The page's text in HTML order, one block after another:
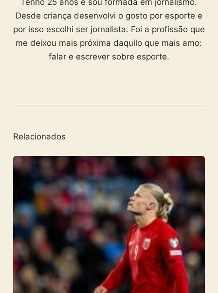
Desde criança desenvolvi o gosto por esporte e
por isso escolhi ser jornalista. Foi a profissão que
me deixou mais próxima daquilo que mais amo:
falar e escrever sobre esporte.
Relacionados